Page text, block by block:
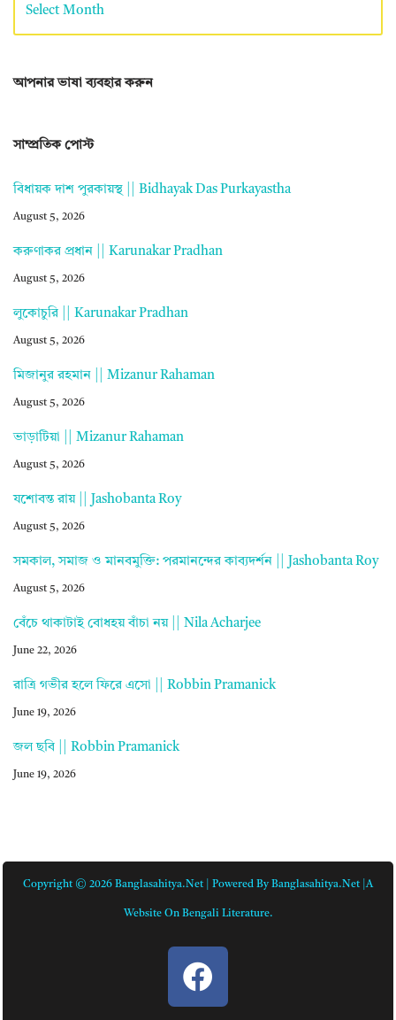
আপনার ভাষা ব্যবহার করুন
সাম্প্রতিক পোস্ট
বিধায়ক দাশ পুরকায়স্থ || Bidhayak Das Purkayastha
August 5, 2026
করুণাকর প্রধান || Karunakar Pradhan
August 5, 2026
লুকোচুরি || Karunakar Pradhan
August 5, 2026
মিজানুর রহমান || Mizanur Rahaman
August 5, 2026
ভাড়াটিয়া || Mizanur Rahaman
August 5, 2026
যশোবন্ত রায় || Jashobanta Roy
August 5, 2026
সমকাল, সমাজ ও মানবমুক্তি: পরমানন্দের কাব্যদর্শন || Jashobanta Roy
August 5, 2026
বেঁচে থাকাটাই বোধহয় বাঁচা নয় || Nila Acharjee
June 22, 2026
রাত্রি গভীর হলে ফিরে এসো || Robbin Pramanick
June 19, 2026
জল ছবি || Robbin Pramanick
June 19, 2026
Copyright © 2026 Banglasahitya.net | Powered By Banglasahitya.net |A
Website On Bengali Literature.